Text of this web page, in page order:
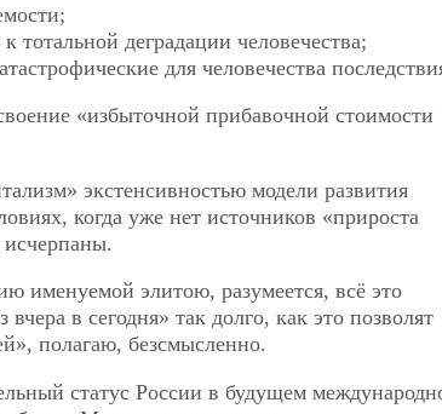
тотальной деградации человечества;
для человечества
«избыточной прибавочной стоимости
экстенсивностью модели развития
когда уже нет источников «прироста
исчерпаны.
именуемой элитою, разумеется, всё это
в сегодня» так долго, как это позволят
полагаю, безсмысленно.
статус России в будущем